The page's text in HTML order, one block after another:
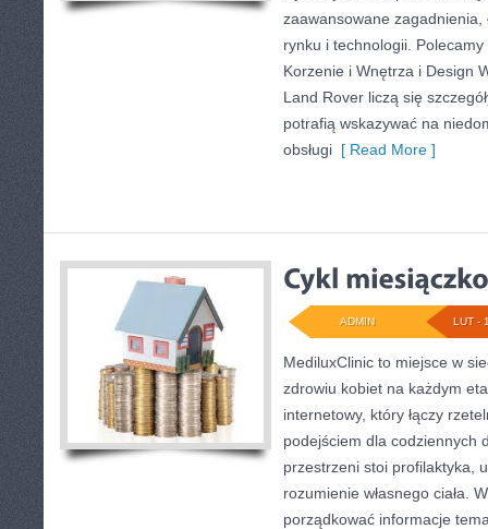
zaawansowane zagadnienia,
rynku i technologii.
Korzenie i Wnętrza i Design
Land Rover liczą się
potrafią wskazywać na
obsługi [ Read More ]
LUT -
ADMIN
MediluxClinic to miejsce w
zdrowiu kobiet na każdym
internetowy, który łączy
podejściem dla codziennych
przestrzeni stoi profilaktyka,
rozumienie własnego ciała.
porządkować informacje